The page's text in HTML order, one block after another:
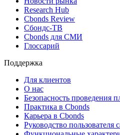
Research Hub
Cbonds Review
Сбондс-ТВ
Cbonds для СМИ
Глоссарий
Поддержка
Для клиентов
О нас
Безопасность проведения
Практика в Cbonds
Карьера в Cbonds
Руководство пользователя